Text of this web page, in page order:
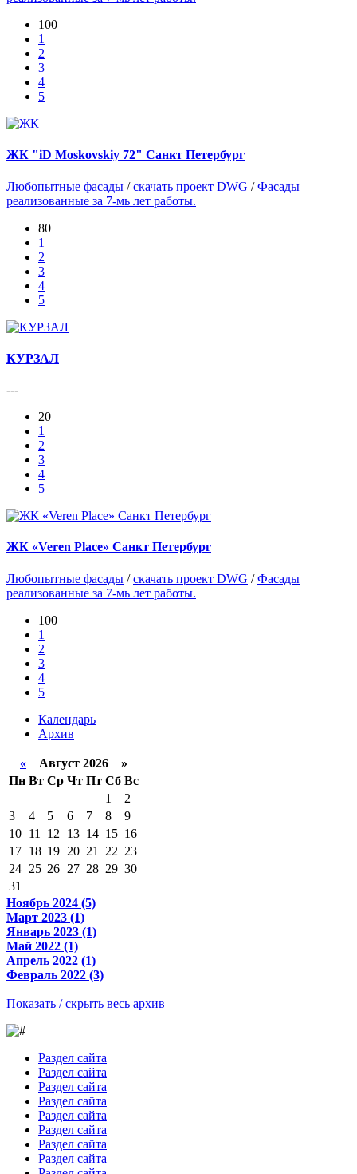
100
1
2
3
4
5
ЖК "iD Moskovskiy 72" Санкт Петербург
Любопытные фасады /скачать проект DWG /Фасады
реализованные за 7-мь лет работы.
80
1
2
3
4
5
КУРЗАЛ
---
20
1
2
3
4
5
ЖК «Veren Place» Санкт Петербург
Любопытные фасады /скачать проект DWG /Фасады
реализованные за 7-мь лет работы.
100
1
2
3
4
5
Календарь
Архив
« Август 2026 »
Пн Вт Ср Чт Пт Сб Вс
1
2
3
4 5 6 7 8
9
10 11 12 13 14 15 16
17 18 19 20 21 22 23
24 25 26 27 28 29 30
31
Ноябрь 2024 (5)
Март 2023 (1)
Январь 2023 (1)
Май 2022 (1)
Апрель 2022 (1)
Февраль 2022 (3)
Показать / скрыть весь архив
Раздел сайта
Раздел сайта
Раздел сайта
Раздел сайта
Раздел сайта
Раздел сайта
Раздел сайта
Раздел сайта